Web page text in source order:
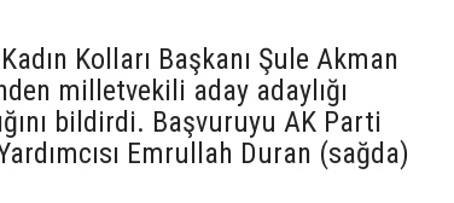
Kolları Başkanı Şule Akman
milletvekili aday adaylığı
bildirdi. Başvuruyu AK Parti
Emrullah Duran (sağda)